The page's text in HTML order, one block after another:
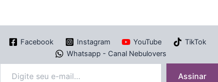
Facebook Instagram YouTube
TikTok
Whatsapp - Canal Nebulovers
Assinar